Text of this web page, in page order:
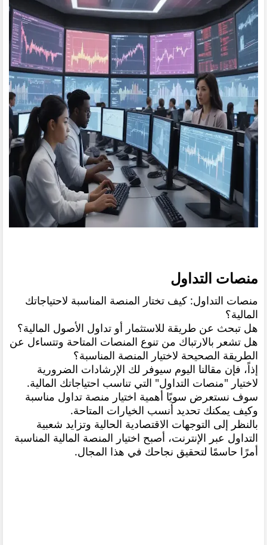
منصات التداول
منصات التداول: كيف تختار المنصة المناسبة لاحتياجاتك
المالية؟
هل تبحث عن طريقة للاستثمار أو تداول الأصول المالية؟
هل تشعر بالارتباك من تنوع المنصات المتاحة وتتساءل عن
الطريقة الصحيحة لاختيار المنصة المناسبة؟
إذاً، فإن مقالنا اليوم سيوفر لك الإرشادات الضرورية
لاختيار "منصات التداول" التي تناسب احتياجاتك المالية.
سوف نستعرض سويًا أهمية اختيار منصة تداول مناسبة
وكيف يمكنك تحديد أنسب الخيارات المتاحة.
بالنظر إلى التوجهات الاقتصادية الحالية وتزايد شعبية
التداول عبر الإنترنت، أصبح اختيار المنصة المالية المناسبة
أمرًا حاسمًا لتحقيق نجاحك في هذا المجال.